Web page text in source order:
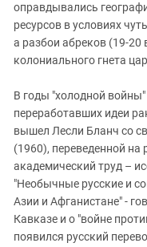
оправдывались
ресурсов в условиях
а разбои абреков (19-20
колониального гнета
В годы "холодной войны"
переработавших идеи
вышел Лесли Бланч со
(1960), переведенной на
академический труд –
"Необычные русские и
Азии и Афганистане" -
Кавказе и о "войне
появился русский